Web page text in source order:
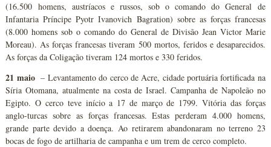
(16.500 homens, austríacos e russos, sob o comando do General de
Infantaria Príncipe Pyotr Ivanovich Bagration) sobre as forças francesas
(8.000 homens sob o comando do General de Divisão Jean Victor Marie
Moreau). As forças francesas tiveram 500 mortos, feridos e desaparecidos.
As forças da Coligação tiveram 124 mortos e 330 feridos.
21 maio – Levantamento do cerco de Acre, cidade portuária fortificada na
Síria Otomana, atualmente na costa de Israel. Campanha de Napoleão no
Egipto. O cerco teve início a 17 de março de 1799. Vitória das forças
anglo-turcas sobre as forças francesas. Estas perderam 4.000 homens,
grande parte devido a doença. Ao retirarem abandonaram no terreno 23
bocas de fogo de artilharia de campanha e um trem de cerco completo.